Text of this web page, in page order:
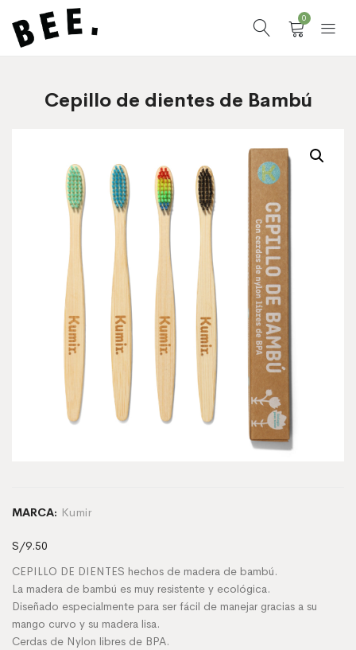
0
Cepillo de dientes de Bambú
MARCA: Kumir
S/9.50
CEPILLO DE DIENTES hechos de madera de bambú.
La madera de bambú es muy resistente y ecológica.
Diseñado especialmente para ser fácil de manejar gracias a su
mango curvo y su madera lisa.
Cerdas de Nylon libres de BPA.